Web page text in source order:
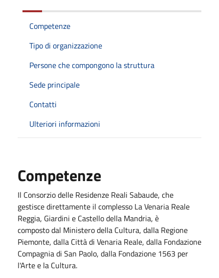
Competenze
Tipo di organizzazione
Persone che compongono la struttura
Sede principale
Contatti
Ulteriori informazioni
Competenze
Il Consorzio delle Residenze Reali Sabaude, che
gestisce direttamente il complesso La Venaria Reale
Reggia, Giardini e Castello della Mandria, è
composto dal Ministero della Cultura, dalla Regione
Piemonte, dalla Città di Venaria Reale, dalla Fondazione
Compagnia di San Paolo, dalla Fondazione 1563 per
l'Arte e la Cultura.